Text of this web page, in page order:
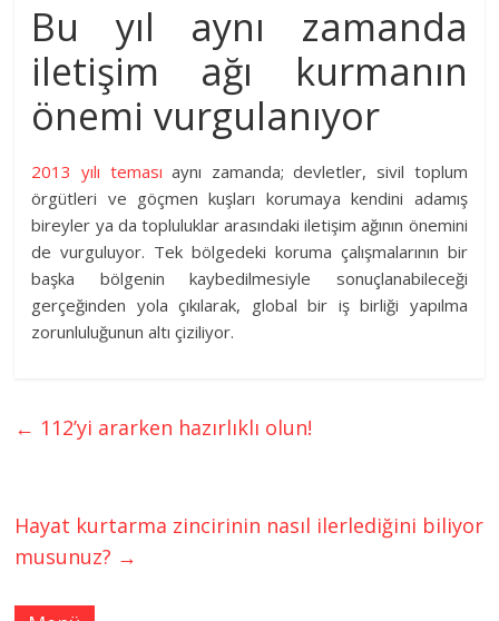
Bu yıl aynı zamanda
iletişim ağı kurmanın
önemi vurgulanıyor
2013 yılı teması aynı zamanda; devletler, sivil toplum
örgütleri ve göçmen kuşları korumaya kendini adamış
bireyler ya da topluluklar arasındaki iletişim ağının önemini
de vurguluyor. Tek bölgedeki koruma çalışmalarının bir
başka bölgenin kaybedilmesiyle sonuçlanabileceği
gerçeğinden yola çıkılarak, global bir iş birliği yapılma
zorunluluğunun altı çiziliyor.
← 112’yi ararken hazırlıklı olun!
Hayat kurtarma zincirinin nasıl ilerlediğini biliyor
musunuz? →